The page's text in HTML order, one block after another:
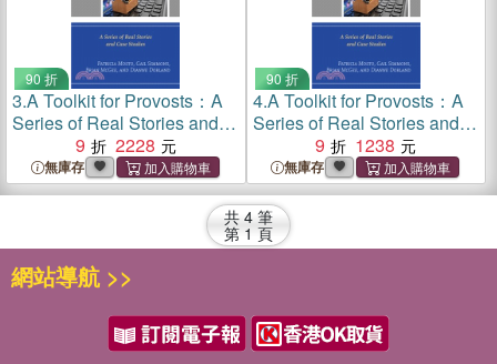
90 折
3.A Toolkit for Provosts：A
Series of Real Stories and
Case Studies
9 2228
無庫存
90 折
4.A Toolkit for Provosts：A
Series of Real Stories and
Case Studies
9 1238
無庫存
共 4 筆
第 1 頁
網站導航 >>